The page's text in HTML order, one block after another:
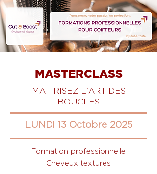
MASTERCLASS
MAITRISEZ L'ART DES
BOUCLES
LUNDI 13 Octobre 2025
Formation professionnelle
Cheveux texturés